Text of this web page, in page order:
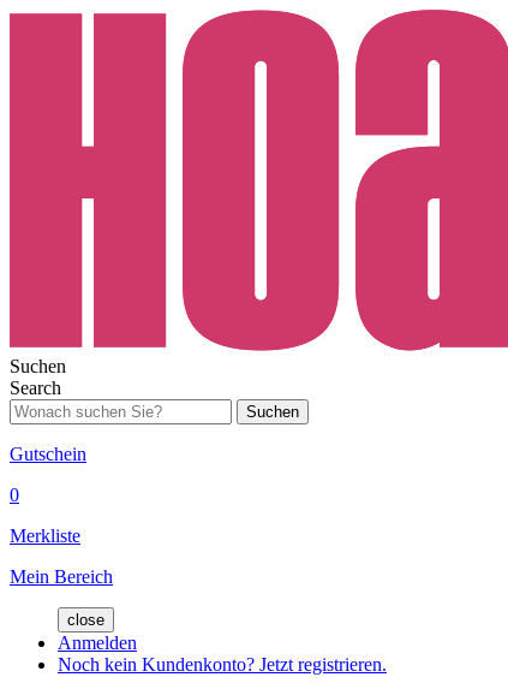
Suchen
Search
Suchen
Gutschein
0
Merkliste
Mein Bereich
close
Anmelden
Noch kein Kundenkonto? Jetzt registrieren.